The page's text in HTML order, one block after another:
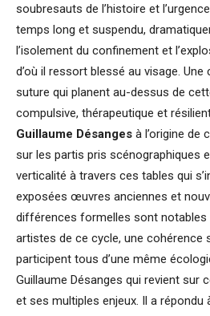
soubresauts de l’histoire et
temps long et suspendu,
l’isolement du confinement et
d’où il ressort blessé au visage.
suture qui planent au-dessus de
compulsive, thérapeutique et
Guillaume Désanges à l’origine de
sur les partis pris scénographiques
verticalité à travers ces tables qui
exposées œuvres anciennes et
différences formelles sont
artistes de ce cycle, une cohérence
participent tous d’une même
Guillaume Désanges qui revient sur
et ses multiples enjeux. Il a répondu